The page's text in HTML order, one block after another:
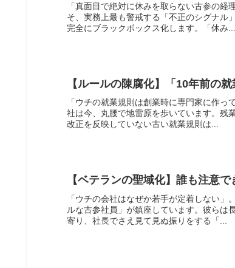
「真面目で絶対に休みを取らない古参の
そ、実務上最も警戒する「不正のシグナル
完全にブラックボックス化します。「休み...
【ルールの陳腐化】「10年前の
「ウチの就業規則は創業時に専門家に作
社は今、丸腰で地雷原を歩いています。残
改正を反映していない古い就業規則は...
【ベテランの聖域化】誰も注意
「ウチの会社はなぜか若手が定着しない
ルな古参社員」が鎮座しています。彼らは
寄り、社長でさえ見て見ぬ振りをする「...